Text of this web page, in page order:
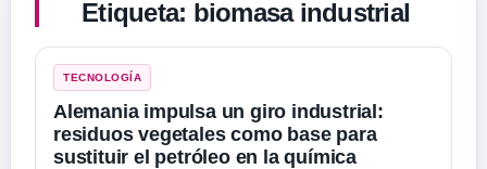
Etiqueta: biomasa industrial
TECNOLOGÍA
Alemania impulsa un giro industrial:
residuos vegetales como base para
sustituir el petróleo en la química